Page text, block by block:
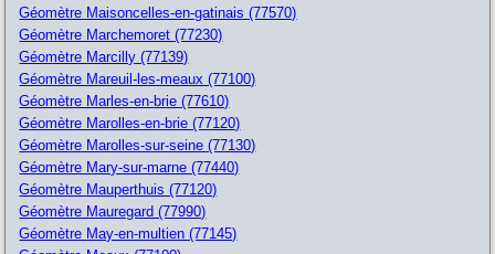
Géomètre Maisoncelles-en-gatinais (77570)
Géomètre Marchemoret (77230)
Géomètre Marcilly (77139)
Géomètre Mareuil-les-meaux (77100)
Géomètre Marles-en-brie (77610)
Géomètre Marolles-en-brie (77120)
Géomètre Marolles-sur-seine (77130)
Géomètre Mary-sur-marne (77440)
Géomètre Mauperthuis (77120)
Géomètre Mauregard (77990)
Géomètre May-en-multien (77145)